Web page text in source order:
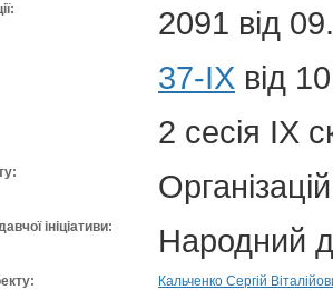
2091 від
37-IX від
2 сесія IX
ініціативи: Народний
Кальченко Сергій